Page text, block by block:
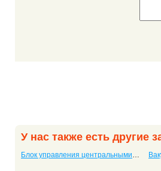
У нас также есть другие
Блок управления центральными замками Elantra